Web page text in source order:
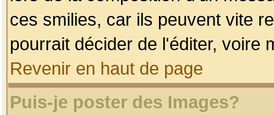
ces smilies, car ils peuvent vite
pourrait décider de l'éditer, voire
Revenir en haut de page
Puis-je poster des Images?